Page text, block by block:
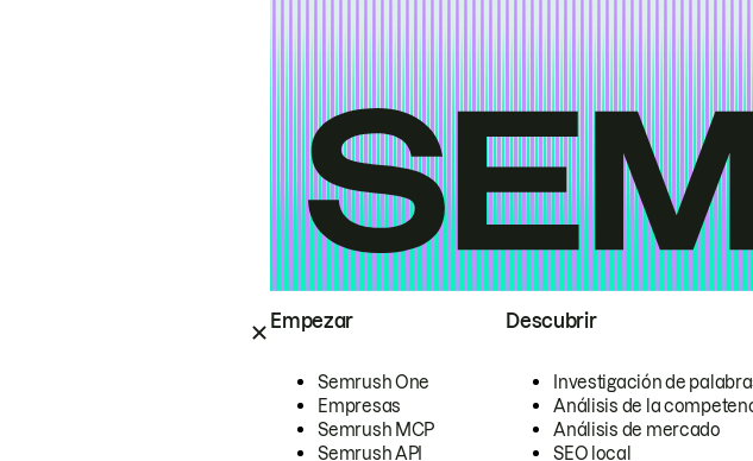
Empezar
Semrush One
Empresas
Semrush MCP
Semrush API
Descubrir
Investigación de
Análisis de la
Análisis de mercado
SEO local